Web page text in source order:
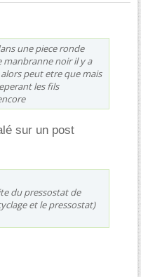
une piece ronde
manbranne noir il y a
peut etre que mais
les fils
sur un post
du pressostat de
et le pressostat)